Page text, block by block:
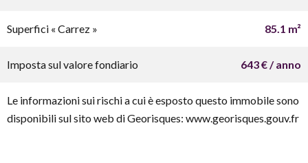
Superfici « Carrez » 85.1 m²
Imposta sul valore fondiario 643 € / anno
Le informazioni sui rischi a cui è esposto questo immobile sono
disponibili sul sito web di Georisques: www.georisques.gouv.fr